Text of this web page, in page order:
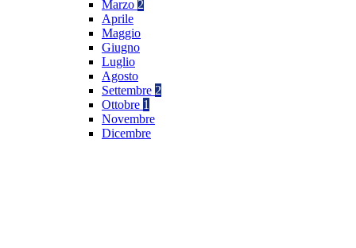
Marzo 2
Aprile
Maggio
Giugno
Luglio
Agosto
Settembre 2
Ottobre 1
Novembre
Dicembre